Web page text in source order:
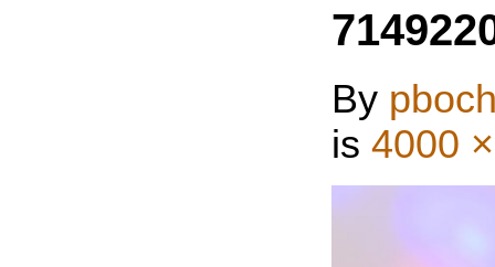
By
is 4000